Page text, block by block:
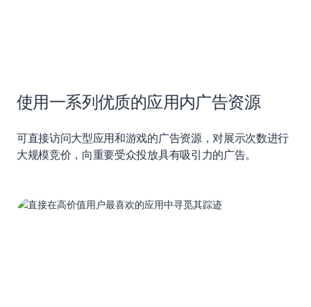
使用一系列优质的应用内广告资源
可直接访问大型应用和游戏的广告资源，对展示次数进行
大规模竞价，向重要受众投放具有吸引力的广告。